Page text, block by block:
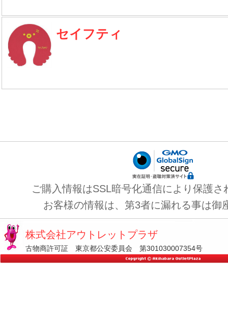
セイフティ
ご購入情報はSSL暗号化通信により保護さ
お客様の情報は、第3者に漏れる事は御
株式会社アウトレットプラザ
古物商許可証 東京都公安委員会 第301030007354号